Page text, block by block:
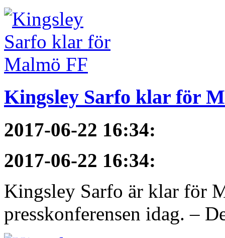
Kingsley Sarfo klar för
2017-06-22 16:34:
2017-06-22 16:34:
Kingsley Sarfo är klar för
presskonferensen idag. –